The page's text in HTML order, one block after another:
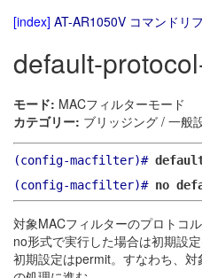
[index] AT-AR1050V コマンドリ
default-
モード: MACフィルターモード
カテゴリー: ブリッジング / 一般
(config-macfilter)#
(config-macfilter)# no
対象MACフィルターのプロトコ
no形式で実行した場合は初期設定
初期設定はpermit。すなわち、